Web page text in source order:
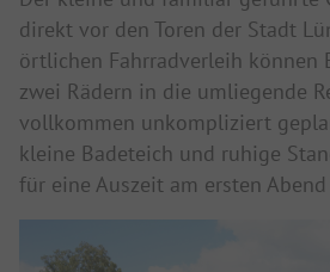
direkt vor den Toren der Stadt
örtlichen Fahrradverleih können
zwei Rädern in die umliegende
vollkommen unkompliziert
kleine Badeteich und ruhige
für eine Auszeit am ersten